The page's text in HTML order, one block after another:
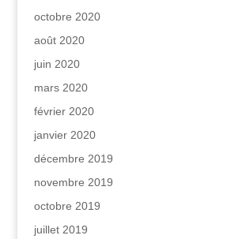
octobre 2020
août 2020
juin 2020
mars 2020
février 2020
janvier 2020
décembre 2019
novembre 2019
octobre 2019
juillet 2019